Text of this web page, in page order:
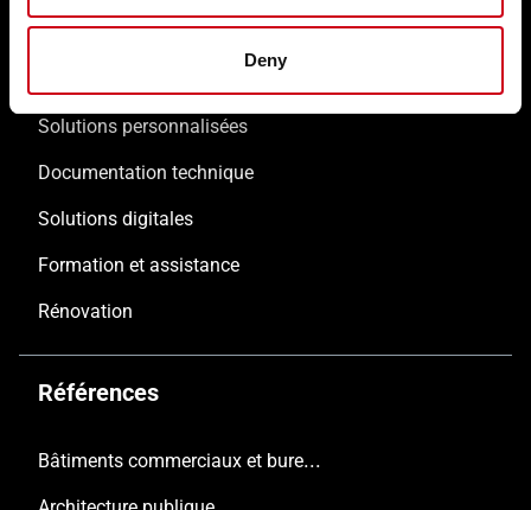
Deny
Solutions personnalisées
Documentation technique
Solutions digitales
Formation et assistance
Rénovation
Références
Bâtiments commerciaux et bureaux